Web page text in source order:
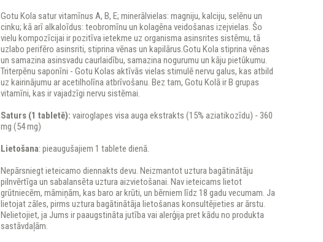
Gotu Kola satur vitamīnus A, B, E; minerālvielas: magniju, kalciju, selēnu un
cinku; kā arī alkaloīdus: teobromīnu un kolagēna veidošanas izejvielas. Šo
vielu kompozīcijai ir pozitīva ietekme uz organisma asinsrites sistēmu, tā
uzlabo perifēro asinsriti, stiprina vēnas un kapilārus.Gotu Kola stiprina vēnas
un samazina asinsvadu caurlaidību, samazina nogurumu un kāju pietūkumu.
Triterpēnu saponīni - Gotu Kolas aktīvās vielas stimulē nervu galus, kas atbild
uz kairinājumu ar acetilholīna atbrīvošanu. Bez tam, Gotu Kolā ir B grupas
vitamīni, kas ir vajadzīgi nervu sistēmai.
Saturs (1 tabletē):vairoglapes visa auga ekstrakts (15% aziatikozīdu) - 360
mg (54 mg)
Lietošana: pieaugušajiem 1 tablete dienā.
Nepārsniegt ieteicamo diennakts devu. Neizmantot uztura bagātinātāju
pilnvērtīga un sabalansēta uztura aizvietošanai. Nav ieteicams lietot
grūtniecēm, māmiņām, kas baro ar krūti, un bērniem līdz 18 gadu vecumam. Ja
lietojat zāles, pirms uztura bagātinātāja lietošanas konsultējieties ar ārstu.
Nelietojiet, ja Jums ir paaugstināta jutība vai alerģija pret kādu no produkta
sastāvdaļām.